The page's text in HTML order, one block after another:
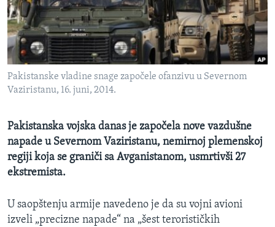
SPORT
INTERVJU
Pakistanske vladine snage započele ofanzivu u Severnom
Vaziristanu, 16. juni, 2014.
Pakistanska vojska danas je započela nove vazdušne
napade u Severnom Vaziristanu, nemirnoj plemenskoj
regiji koja se graniči sa Avganistanom, usmrtivši 27
ekstremista.
U saopštenju armije navedeno je da su vojni avioni
izveli „precizne napade“ na „šest terorističkih